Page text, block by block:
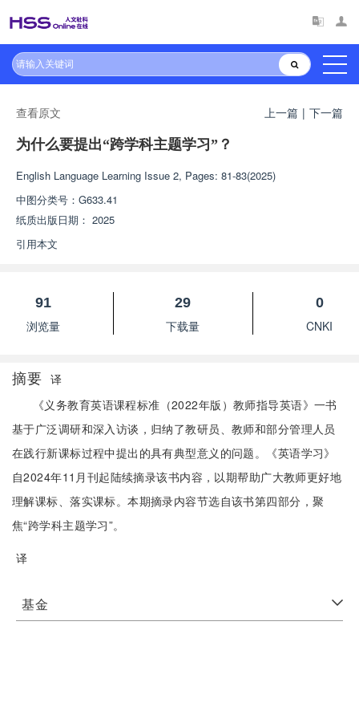
查看原文 上一篇 | 下一篇
为什么要提出“跨学科主题学习”？
English Language Learning Issue 2, Pages: 81-83(2025)
中图分类号： G633.41
纸质出版日期： 2025
引用本文
91
浏览量
29
下载量
0
CNKI
摘要 译
《义务教育英语课程标准（2022年版）教师指导英语》一书
基于广泛调研和深入访谈，归纳了教研员、教师和部分管理人员
在践行新课标过程中提出的具有典型意义的问题。《英语学习》
自2024年11月刊起陆续摘录该书内容，以期帮助广大教师更好地
理解课标、落实课标。本期摘录内容节选自该书第四部分，聚
焦“跨学科主题学习”。
译
基金